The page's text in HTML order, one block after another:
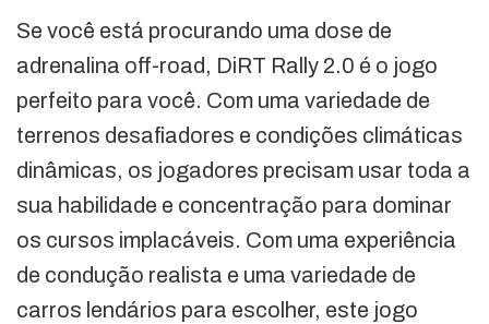
Se você está procurando uma dose de
adrenalina off-road, DiRT Rally 2.0 é o jogo
perfeito para você. Com uma variedade de
terrenos desafiadores e condições climáticas
dinâmicas, os jogadores precisam usar toda a
sua habilidade e concentração para dominar
os cursos implacáveis. Com uma experiência
de condução realista e uma variedade de
carros lendários para escolher, este jogo